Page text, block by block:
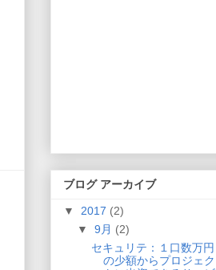
ブログ アーカイブ
▼ 2017 (2)
▼ 9月 (2)
セキュリテ：１口数万円
の少額からプロジェク